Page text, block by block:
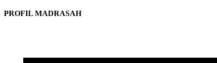
PROFIL MADRASAH